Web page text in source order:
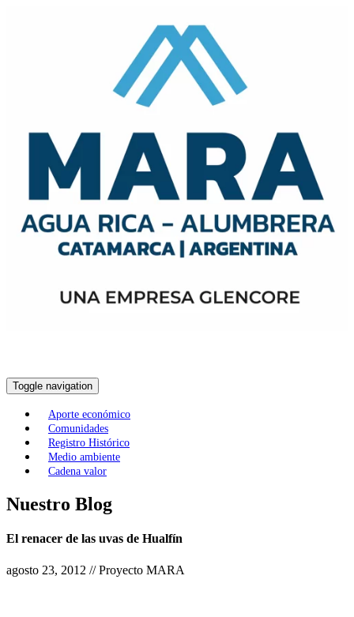
Toggle navigation
Aporte económico
Comunidades
Registro Histórico
Medio ambiente
Cadena valor
Nuestro Blog
El renacer de las uvas de Hualfín
agosto 23, 2012 // Proyecto MARA